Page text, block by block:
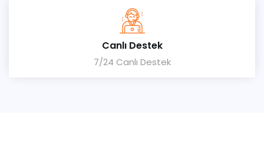
Canlı Destek
7/24 Canlı Destek